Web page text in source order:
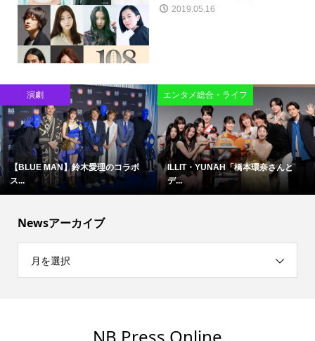
2019.05.16
演劇
【BLUE MAN】鈴木愛理のコラボ
ス...
エンタメ総合・ライフ
ILLIT・YUNAH「橋本環奈さんと
デ...
Newsアーカイブ
月を選択